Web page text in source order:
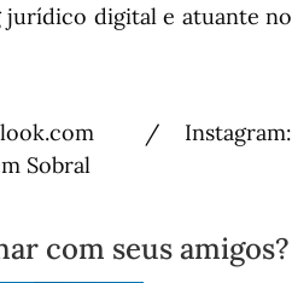
digital e atuante no
/ Instagram:
Sobral
com seus amigos?